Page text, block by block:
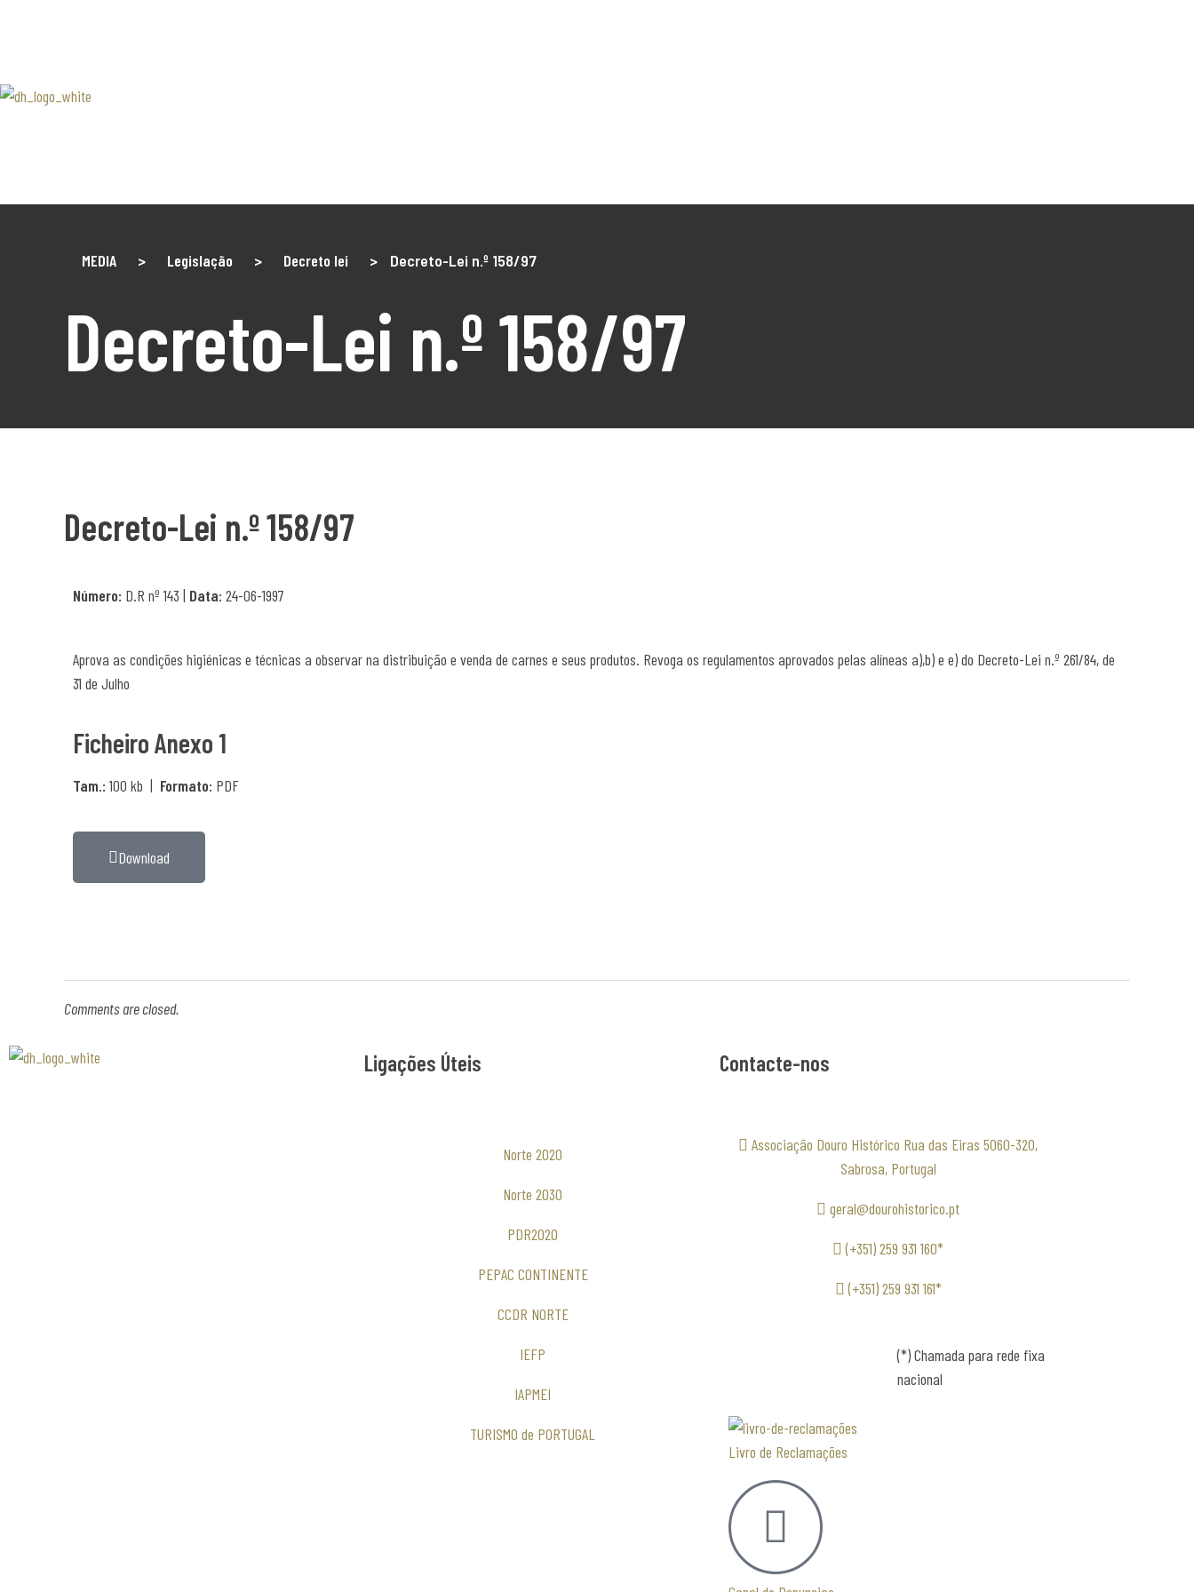
MEDIA > Legislação > Decreto lei > Decreto-Lei n.º 158/97
Decreto-Lei n.º 158/97
Decreto-Lei n.º 158/97
Número: D.R nº 143 | Data: 24-06-1997
Aprova as condições higiénicas e técnicas a observar na distribuição e venda de carnes e seus produtos. Revoga os regulamentos aprovados pelas alíneas a),b) e e) do Decreto-Lei n.º 261/84, de
31 de Julho
Ficheiro Anexo 1
Tam.:100 kb | Formato: PDF
Download
Comments are closed.
Ligações Úteis
Norte 2020
Norte 2030
PDR2020
PEPAC CONTINENTE
CCDR NORTE
IEFP
IAPMEI
TURISMO de PORTUGAL
Contacte-nos
Associação Douro Histórico Rua das Eiras 5060-320,
Sabrosa, Portugal
geral@dourohistorico.pt
(+351) 259 931 160*
(+351) 259 931 161*
(*) Chamada para rede fixa
nacional
Livro de Reclamações